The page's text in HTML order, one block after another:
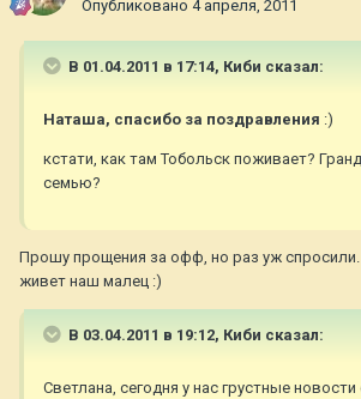
Опубликовано 4 апреля, 2011
В 01.04.2011 в 17:14, Киби сказал:
Наташа, спасибо за поздравления :)
кстати, как там Тобольск поживает?
семью?
Прошу прощения за офф, но раз уж спросили.
живет наш малец :)
В 03.04.2011 в 19:12, Киби сказал:
Светлана, сегодня у нас грустные новости